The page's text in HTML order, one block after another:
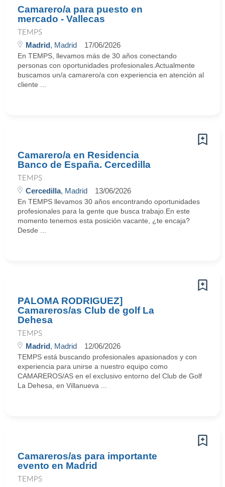
Camarero/a para puesto en
mercado - Vallecas
TEMPS
Madrid, Madrid 17/06/2026
En TEMPS, llevamos más de 30 años conectando
personas con oportunidades profesionales.Actualmente
buscamos un/a camarero/a con experiencia en atención al
cliente ...
Camarero/a en Residencia
Banco de España. Cercedilla
TEMPS
Cercedilla, Madrid 13/06/2026
En TEMPS llevamos 30 años encontrando oportunidades
profesionales para la gente que busca trabajo.En este
momento tenemos esta posición vacante, ¿te encaja?
Desde ...
PALOMA RODRIGUEZ]
Camareros/as Club de golf La
Dehesa
TEMPS
Madrid, Madrid 12/06/2026
TEMPS está buscando profesionales apasionados y con
experiencia para unirse a nuestro equipo como
CAMAREROS/AS en el exclusivo entorno del Club de Golf
La Dehesa, en Villanueva ...
Camareros/as para importante
evento en Madrid
TEMPS